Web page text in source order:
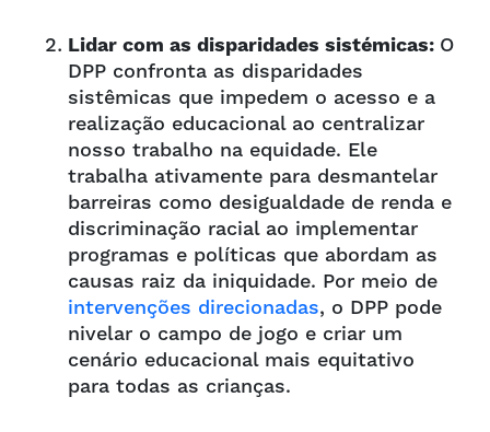
Lidar com as disparidades sistémicas: O
DPP confronta as disparidades
sistêmicas que impedem o acesso e a
realização educacional ao centralizar
nosso trabalho na equidade. Ele
trabalha ativamente para desmantelar
barreiras como desigualdade de renda e
discriminação racial ao implementar
programas e políticas que abordam as
causas raiz da iniquidade. Por meio de
intervenções direcionadas, o DPP pode
nivelar o campo de jogo e criar um
cenário educacional mais equitativo
para todas as crianças.